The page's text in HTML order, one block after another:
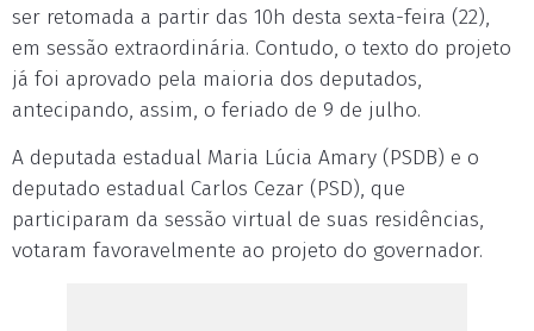
ser retomada a partir das 10h desta sexta-feira (22),
em sessão extraordinária. Contudo, o texto do projeto
já foi aprovado pela maioria dos deputados,
antecipando, assim, o feriado de 9 de julho.
A deputada estadual Maria Lúcia Amary (PSDB) e o
deputado estadual Carlos Cezar (PSD), que
participaram da sessão virtual de suas residências,
votaram favoravelmente ao projeto do governador.